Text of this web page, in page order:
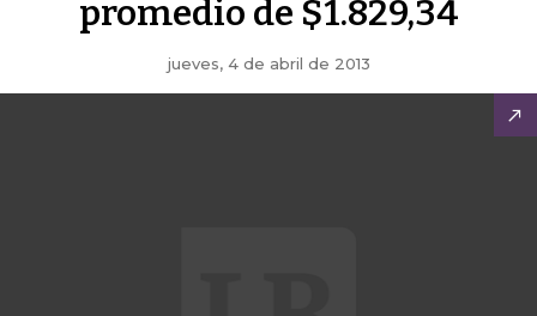
promedio de $1.829,34
jueves, 4 de abril de 2013